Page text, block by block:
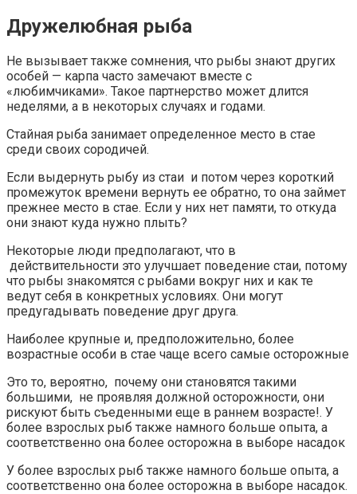
Дружелюбная рыба
Не вызывает также сомнения, что рыбы знают других
особей — карпа часто замечают вместе с
«любимчиками». Такое партнерство может длится
неделями, а в некоторых случаях и годами.
Стайная рыба занимает определенное место в стае
среди своих сородичей.
Если выдернуть рыбу из стаи и потом через короткий
промежуток времени вернуть ее обратно, то она займет
прежнее место в стае. Если у них нет памяти, то откуда
они знают куда нужно плыть?
Некоторые люди предполагают, что в
действительности это улучшает поведение стаи, потому
что рыбы знакомятся с рыбами вокруг них и как те
ведут себя в конкретных условиях. Они могут
предугадывать поведение друг друга.
Наиболее крупные и, предположительно, более
возрастные особи в стае чаще всего самые осторожные
Это то, вероятно, почему они становятся такими
большими, не проявляя должной осторожности, они
рискуют быть съеденными еще в раннем возрасте!. У
более взрослых рыб также намного больше опыта, а
соответственно она более осторожна в выборе насадок
У более взрослых рыб также намного больше опыта, а
соответственно она более осторожна в выборе насадок.